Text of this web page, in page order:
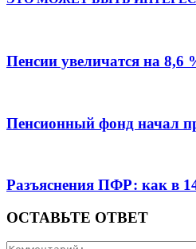
Пенсии увеличатся на 8,6
Пенсионный фонд начал
Разъяснения ПФР: как в
ОСТАВЬТЕ ОТВЕТ